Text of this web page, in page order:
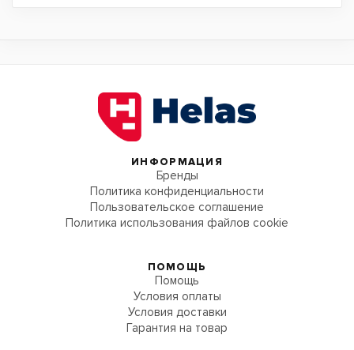
ИНФОРМАЦИЯ
Бренды
Политика конфиденциальности
Пользовательское соглашение
Политика использования файлов cookie
ПОМОЩЬ
Помощь
Условия оплаты
Условия доставки
Гарантия на товар